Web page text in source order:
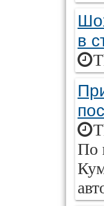
в
По